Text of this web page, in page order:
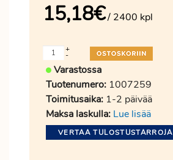
15,18€/ 2400 kpl
-
+
Varastossa
Tuotenumero: 1007259
Toimitusaika: 1-2 päivää
Maksa laskulla: Lue lisää
VERTAA TULOSTUSTARROJA